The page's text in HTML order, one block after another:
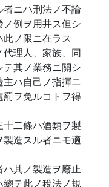
ニハ刑法ノ不論
例ヲ用井ス但シ
ノ限ニ在ラス
理人、家族、同
其ノ業務ニ關シ
ハ自己ノ指揮ニ
ヲ免ルコトヲ得
二條ハ酒類ヲ製
造スル者ニモ適
其ノ製造ヲ廢止
テ此ノ稅法ノ規